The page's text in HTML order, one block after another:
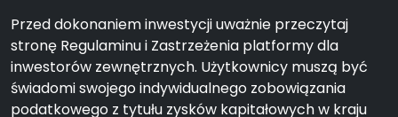
Przed dokonaniem inwestycji uważnie przeczytaj
stronę Regulaminu i Zastrzeżenia platformy dla
inwestorów zewnętrznych. Użytkownicy muszą być
świadomi swojego indywidualnego zobowiązania
podatkowego z tytułu zysków kapitałowych w kraju